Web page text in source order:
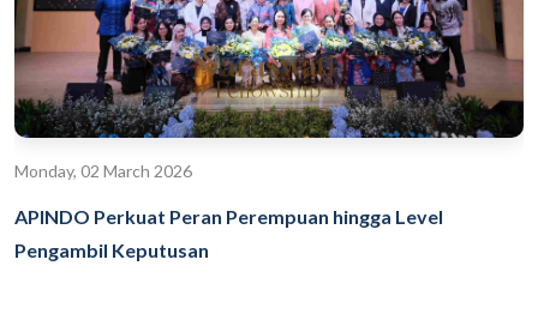
Monday, 02 March 2026
APINDO Perkuat Peran Perempuan hingga Level
Pengambil Keputusan